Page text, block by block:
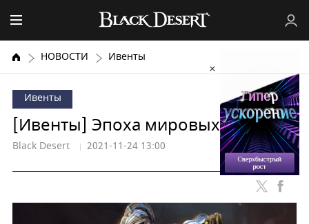
НОВОСТИ Ивенты
Ивенты
[Ивенты] Эпоха мировых боссов!
Black Desert 2021-11-24 13:00